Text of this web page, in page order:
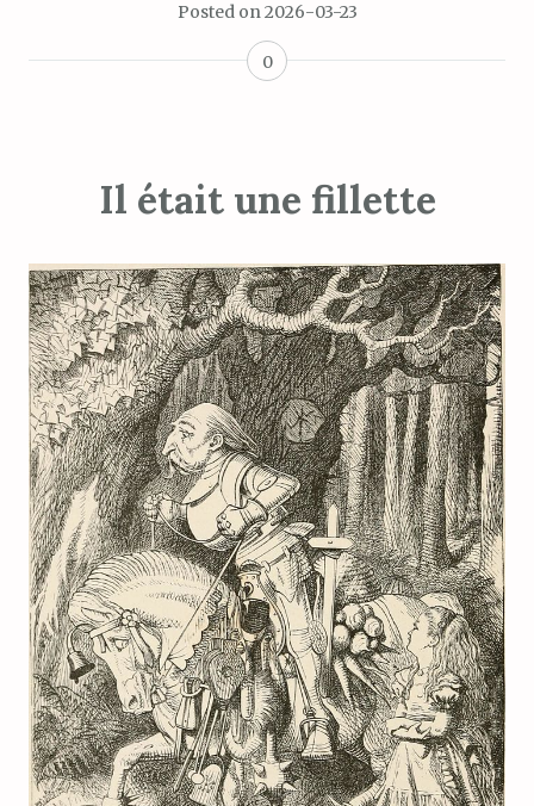
Posted on2026-03-23
0
Il était une fillette